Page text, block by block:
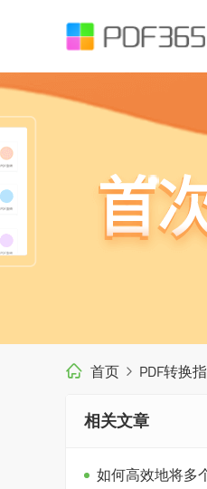
首页 PDF转换
相关文章
如何高效地将多个cad转换成连